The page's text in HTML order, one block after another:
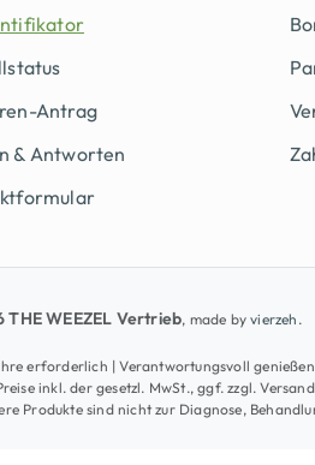
Antrag
& Antworten
THE WEEZEL Vertrieb, made byvierzeh.
erforderlich | Verantwortungsvoll
inkl. der gesetzl. MwSt., ggf. zzgl.
Produkte sind nicht zur Diagnose,